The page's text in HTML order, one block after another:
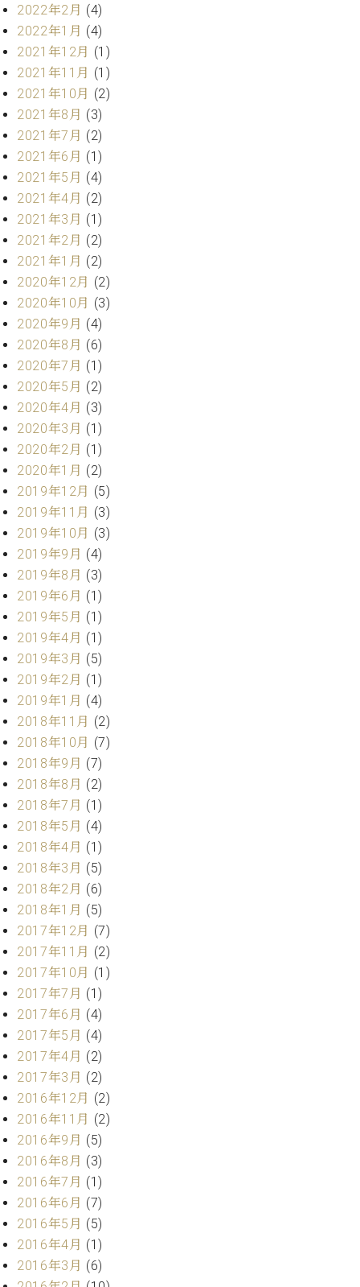
W.
ホ
フ
マ
ン
ヴ
ィ
ジ
ョ
ン
C.BECHSTEIN
Digital(ベ
ヒ
シ
ュ
タ
イ
ン
デ
ジ
タ
ル)
フ
ご
挨
技
術
者
紹
介
展示
情報
【ユ
ーロ
ピア
ノ特
選中
古】
イ
ベ
ン
ト
情
八
王
子
工
房
ブ
グ
ア
ク
セ
ス
問
い
合
わ
せ
ア
ー
テ
ィ
ス
ト
カ
タ
マ
ー
サ
ー
ビ
ス
調
律
)
ア
フ
ー
サ
ー
ビ
ス
(調
律)
2022年2月 (4)
2022年1月 (4)
2021年12月 (1)
2021年11月 (1)
2021年10月 (2)
2021年8月 (3)
2021年7月 (2)
2021年6月 (1)
2021年5月 (4)
2021年4月 (2)
2021年3月 (1)
2021年2月 (2)
2021年1月 (2)
2020年12月 (2)
2020年10月 (3)
2020年9月 (4)
2020年8月 (6)
2020年7月 (1)
2020年5月 (2)
2020年4月 (3)
2020年3月 (1)
2020年2月 (1)
2020年1月 (2)
2019年12月 (5)
2019年11月 (3)
2019年10月 (3)
2019年9月 (4)
2019年8月 (3)
2019年6月 (1)
2019年5月 (1)
2019年4月 (1)
2019年3月 (5)
2019年2月 (1)
2019年1月 (4)
2018年11月 (2)
2018年10月 (7)
2018年9月 (7)
2018年8月 (2)
2018年7月 (1)
2018年5月 (4)
2018年4月 (1)
2018年3月 (5)
2018年2月 (6)
2018年1月 (5)
2017年12月 (7)
2017年11月 (2)
2017年10月 (1)
2017年7月 (1)
2017年6月 (4)
2017年5月 (4)
2017年4月 (2)
2017年3月 (2)
2016年12月 (2)
2016年11月 (2)
2016年9月 (5)
2016年8月 (3)
2016年7月 (1)
2016年6月 (7)
2016年5月 (5)
2016年4月 (1)
2016年3月 (6)